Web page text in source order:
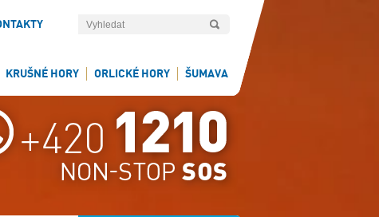
KRUŠNÉ HORY ORLICKÉ HORY ŠUMAVA